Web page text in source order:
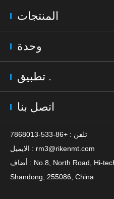
المنتجات
وحدة
تطبيق .
اتصل بنا
تلفن : +86-533-7868013
الايميل : rm3@rikenmt.com
أضاف : No.8, North Road, Hi-tech Industrial Zone, Zibo,
Shandong, 255086, China